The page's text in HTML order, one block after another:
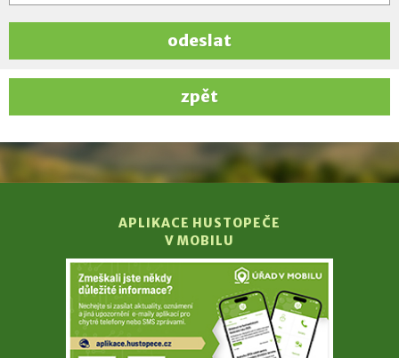
odeslat
zpět
APLIKACE HUSTOPEČE
V MOBILU